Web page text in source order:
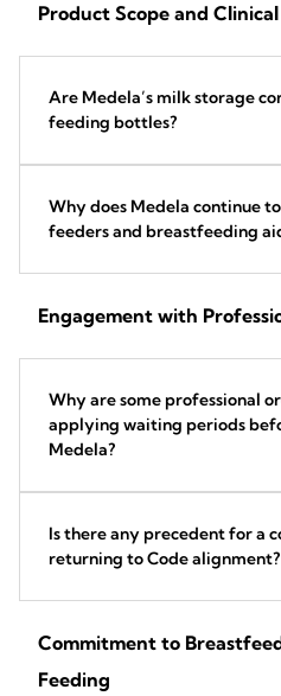
Product Scope and Clinical
Are Medela’s milk storage
feeding bottles?
Why does Medela continue
feeders and breastfeeding
Engagement with
Why are some professional
applying waiting periods
Medela?
Is there any precedent for a
returning to Code alignment?
Commitment to
Feeding